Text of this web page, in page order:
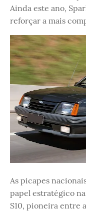
Ainda este ano,
reforçar a mais
As picapes
papel estratégico
S10, pioneira entre